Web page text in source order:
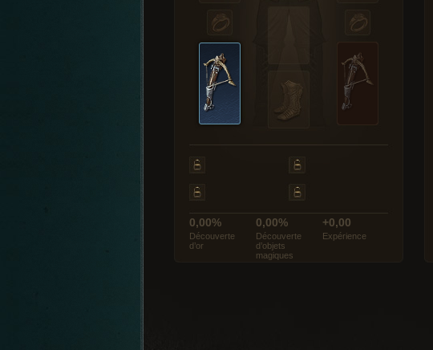
0,00%
Découverte
d’or
0,00%
Découverte
d’objets
magiques
+0,00
Expérience